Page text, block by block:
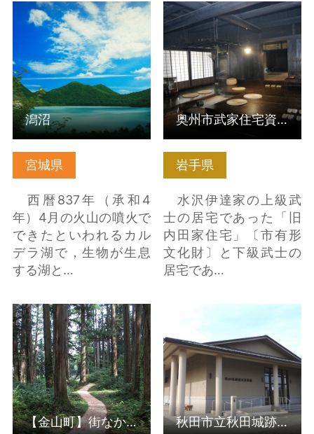
宮城県
西暦837年（承和4
年）4月の火山の噴火で
できたといわれるカル
デラ湖で，生物が生息
する湖と…
潟沼 の詳細はこちら
潟沼
岩手県
水沢伊達家の上級武
士の居宅であった「旧
内田家住宅」〔市有形
文化財〕と下級武士の
居宅であ…
奥州市武家住宅資料館
の詳細はこちら
奥州市武家住宅資料館
【金山町】街なか散策
「金山杉と街並みを楽
しむ」 の詳細はこちら
【金山町】街なか散策「金山杉と街並みを楽しむ」
市） の詳細はこちら
秋田市立秋田城跡歴史資料館（秋田県秋田市）